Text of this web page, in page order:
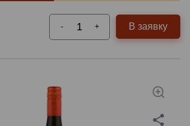
- + В заявку